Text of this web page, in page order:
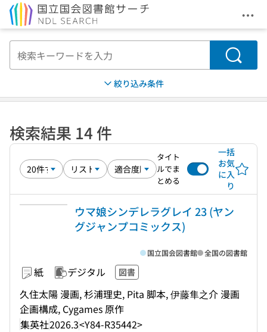
メ
検索
絞り込み条件
検索結果 14 件
タイト
ルでま
とめる
一括
お気
に入
り
ウマ娘シンデレラグレイ 23 (ヤン
グジャンプコミックス)
紙 デジタル 図書
久住太陽 漫画, 杉浦理史, Pita 脚本, 伊藤隼之介 漫画
企画構成, Cygames 原作
集英社2026.3<Y84-R35442>
国立国会図書館 全国の図書館